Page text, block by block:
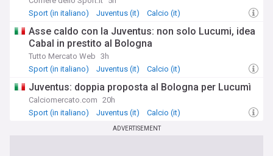
Sport (in italiano)
Juventus (it) Calcio (it)
Asse caldo con la Juventus: non solo Lucumi, idea
Cabal in prestito al Bologna
Tutto Mercato Web 3h
Sport (in italiano)
Juventus (it) Calcio (it)
Juventus: doppia proposta al Bologna per Lucumì
Calciomercato.com 20h
Sport (in italiano)
Juventus (it) Calcio (it)
ADVERTISEMENT